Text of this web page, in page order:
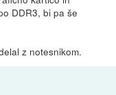
DDR3, bi pa še
z notesnikom.